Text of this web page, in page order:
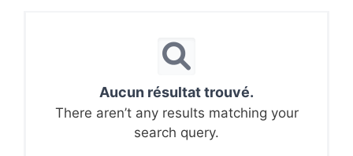
Aucun résultat trouvé.
There aren’t any results matching your
search query.